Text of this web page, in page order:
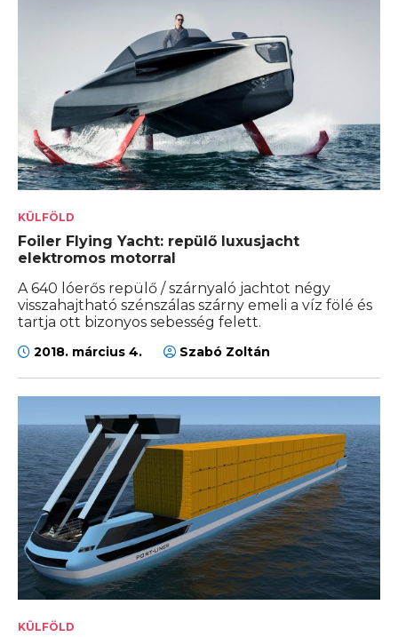
KÜLFÖLD
Foiler Flying Yacht: repülő luxusjacht
elektromos motorral
A 640 lóerős repülő / szárnyaló jachtot négy
visszahajtható szénszálas szárny emeli a víz fölé és
tartja ott bizonyos sebesség felett.
2018. március 4. Szabó Zoltán
KÜLFÖLD